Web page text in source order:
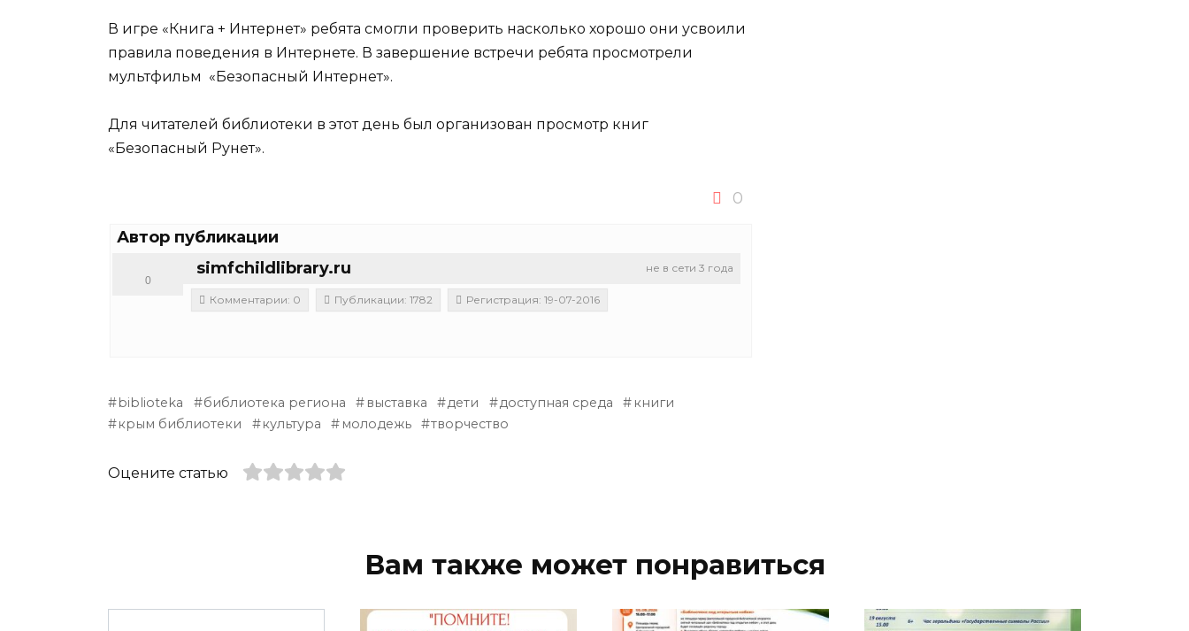
В игре «Книга + Интернет» ребята смогли проверить насколько хорошо они усвоили
правила поведения в Интернете. В завершение встречи ребята просмотрели
мультфильм «Безопасный Интернет».
Для читателей библиотеки в этот день был организован просмотр книг
«Безопасный Рунет».
0
Автор публикации
не в сети 3 года
simfchildlibrary.ru
0
Комментарии: 0 Публикации: 1782 Регистрация: 19-07-2016
biblioteka библиотека региона выставка дети доступная среда
книги
крым библиотеки
культура молодежь творчество
Оцените статью
Вам также может понравиться